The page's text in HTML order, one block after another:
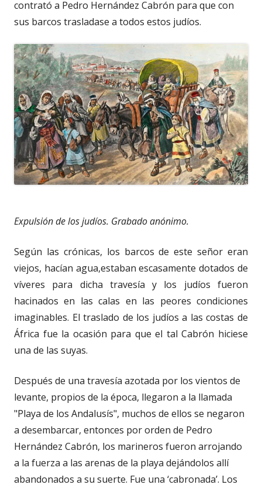
contrató a Pedro Hernández Cabrón para que con
sus barcos trasladase a todos estos judíos.
Expulsión de los judíos. Grabado anónimo.
Según las crónicas, los barcos de este señor eran
viejos, hacían agua,estaban escasamente dotados de
víveres para dicha travesía y los judíos fueron
hacinados en las calas en las peores condiciones
imaginables. El traslado de los judíos a las costas de
África fue la ocasión para que el tal Cabrón hiciese
una de las suyas.
Después de una travesía azotada por los vientos de
levante, propios de la época, llegaron a la llamada
"Playa de los Andalusís", muchos de ellos se negaron
a desembarcar, entonces por orden de Pedro
Hernández Cabrón, los marineros fueron arrojando
a la fuerza a las arenas de la playa dejándolos allí
abandonados a su suerte. Fue una ‘cabronada’. Los